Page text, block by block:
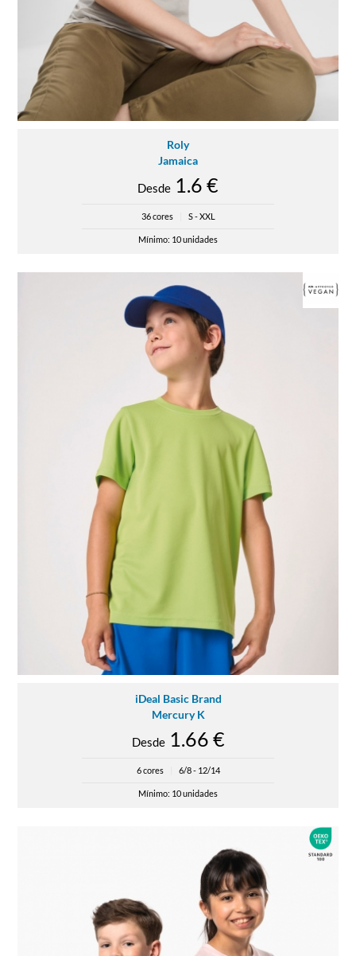
Roly
Jamaica
Desde 1.6 €
36 cores S - XXL
Mínimo: 10 unidades
iDeal Basic Brand
Mercury K
Desde1.66 €
6 cores 6/8 - 12/14
Mínimo: 10 unidades